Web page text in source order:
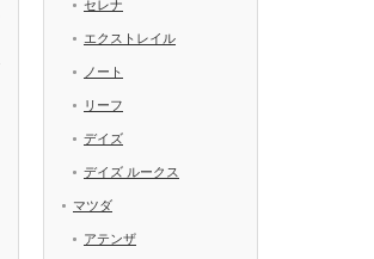
セレナ
エクストレイル
ノート
リーフ
デイズ
デイズ ルークス
マツダ
アテンザ